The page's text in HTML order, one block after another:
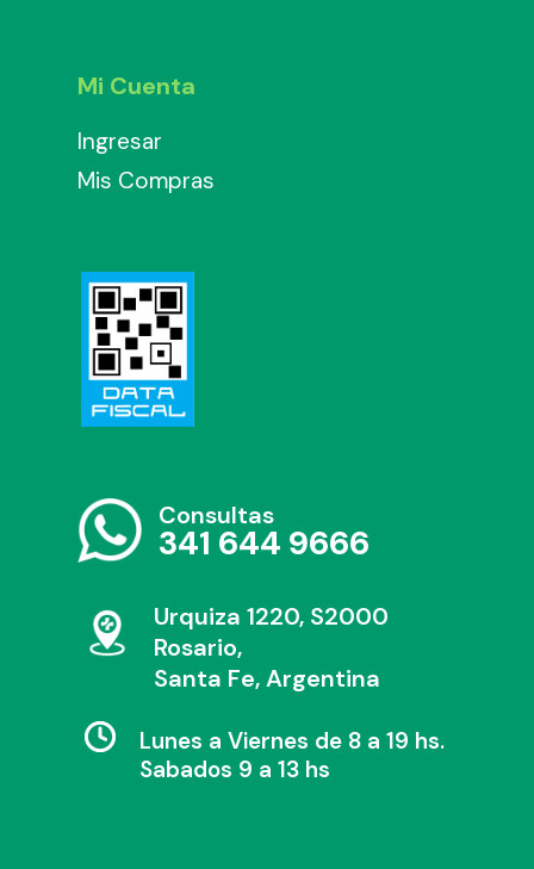
Mi Cuenta
Ingresar
Mis Compras
Consultas
341 644 9666
Urquiza 1220, S2000
Rosario,
Santa Fe, Argentina
Lunes a Viernes de 8 a 19 hs.
Sabados 9 a 13 hs